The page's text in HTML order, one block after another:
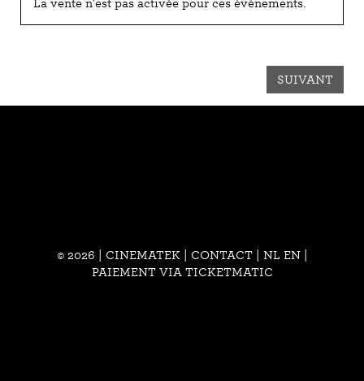
La vente n'est pas activée pour ces événements.
SUIVANT
© 2026 | CINEMATEK | CONTACT| NL EN
PAIEMENT VIA TICKETMATIC